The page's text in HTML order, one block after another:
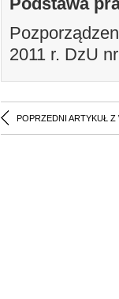
2011 r. DzU
POPRZEDNI ARTYKUŁ Z